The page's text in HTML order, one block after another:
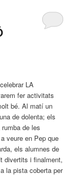
LA
fer activitats
bé. Al matí un
de dolenta; els
de les
veure en Pep que
els alumnes de
divertits i finalment,
la pista coberta per